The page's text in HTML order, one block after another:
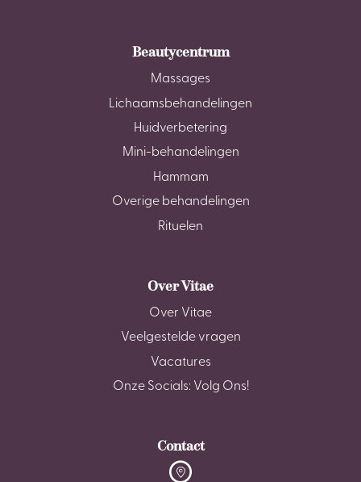
Beautycentrum
Massages
Lichaamsbehandelingen
Huidverbetering
Mini-behandelingen
Hammam
Overige behandelingen
Rituelen
Over Vitae
Over Vitae
Veelgestelde vragen
Vacatures
Onze Socials: Volg Ons!
Contact